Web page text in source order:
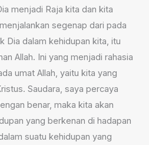
menjadi Raja kita dan kita
segenap dari pada
Dia dalam kehidupan kita, itu
Allah. Ini yang menjadi rahasia
umat Allah, yaitu kita yang
Saudara, saya percaya
benar, maka kita akan
yang berkenan di hadapan
suatu kehidupan yang